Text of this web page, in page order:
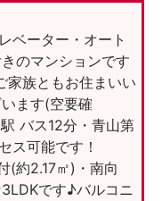
ベーター・オート
のマンションです
家族ともお住まいい
ます(空要確
バス12分・青山第
ス可能です！
(約2.17㎡)・南向
です♪バルコニ